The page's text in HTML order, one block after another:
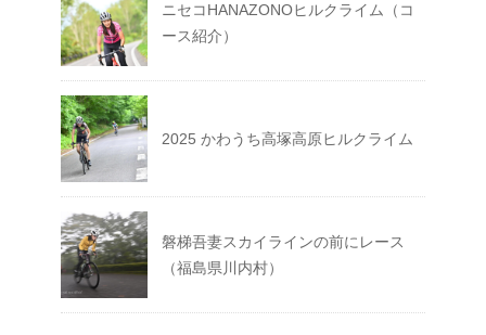
ニセコHANAZONOヒルクライム（コ
ース紹介）
2025 かわうち高塚高原ヒルクライム
磐梯吾妻スカイラインの前にレース
（福島県川内村）